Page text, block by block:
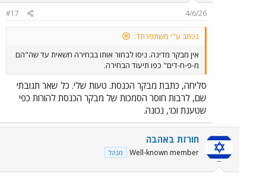
4/6/26
#17
נכתב ע"י משתפרת1:
אין מבקר מדינה. ניסו לבחור אותו בבחירה חשאית עד שה"הם
מ-פ-ח-דים" כפו תיעוד הבחירה.
סליחה, כתבת מבקר הכנסת. טעות שלי. כל שאר תגובתי
שם, לרבות חוסר הסמכות של מבקר הכנסת להורות כפי
שטענת וכו', נכונה.
חורזת באהבה
Well-known member מנהל